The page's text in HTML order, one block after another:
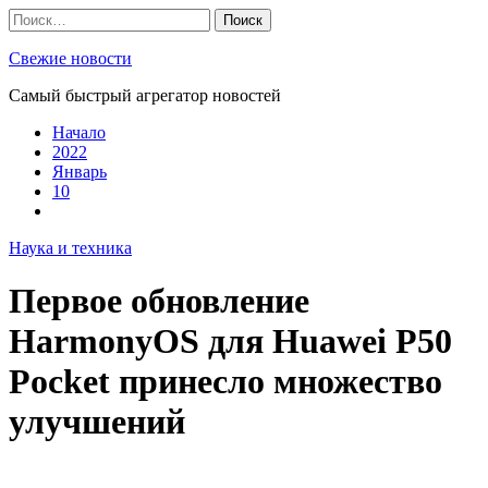
Skip
to
content
Найти:
Свежие новости
Самый быстрый агрегатор новостей
Начало
2022
Январь
10
Наука и техника
Первое обновление
HarmonyOS для Huawei P50
Pocket принесло множество
улучшений